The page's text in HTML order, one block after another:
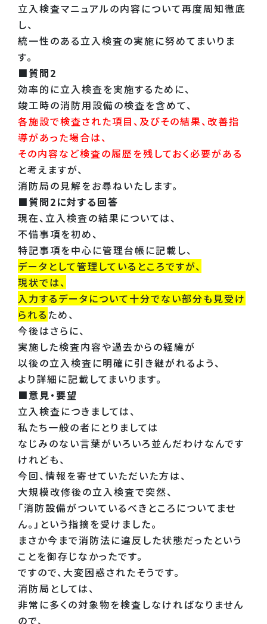
立入検査マニュアルの内容について再度周知徹底
し、
統一性のある立入検査の実施に努めてまいりま
す。
■質問2
効率的に立入検査を実施するために、
竣工時の消防用設備の検査を含めて、
各施設で検査された項目、及びその結果、改善指
導があった場合は、
その内容など検査の履歴を残しておく必要がある
と考えますが、
消防局の見解をお尋ねいたします。
■質問2に対する回答
現在、立入検査の結果については、
不備事項を初め、
特記事項を中心に管理台帳に記載し、
データとして管理しているところですが、
現状では、
入力するデータについて十分でない部分も見受け
られるため、
今後はさらに、
実施した検査内容や過去からの経緯が
以後の立入検査に明確に引き継がれるよう、
より詳細に記載してまいります。
■意見・要望
立入検査につきましては、
私たち一般の者にとりましては
なじみのない言葉がいろいろ並んだわけなんです
けれども、
今回、情報を寄せていただいた方は、
大規模改修後の立入検査で突然、
「消防設備がついているべきところについてませ
ん。」という指摘を受けました。
まさか今まで消防法に違反した状態だったという
ことを御存じなかったです。
ですので、大変困惑されたそうです。
消防局としては、
非常に多くの対象物を検査しなければなりません
ので、